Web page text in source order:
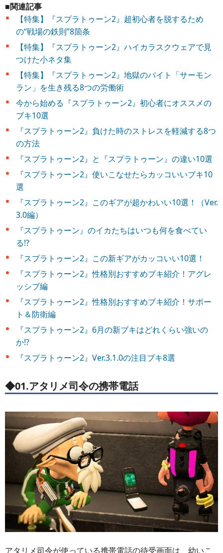
■関連記事
【特集】『スプラトゥーン2』超初心者を脱するため
の“戦場の鉄則”8箇条
【特集】『スプラトゥーン2』ハイカラスクウェアで見
つけた小ネタ集
【特集】『スプラトゥーン2』地獄のバイト「サーモン
ラン」を生き残る8つの労働術
今から始める『スプラトゥーン2』初心者にオススメの
ブキ10選
『スプラトゥーン2』負けた時のストレスを軽減する8つ
の方法
『スプラトゥーン2』と『スプラトゥーン』の違い10選
『スプラトゥーン2』使いこなせたらカッコいいブキ10
選
『スプラトゥーン2』このギアが超かわいい10選！（Ver.
3.0編）
『スプラトゥーン』のイカたちはいつも何を食べてい
る!?
『スプラトゥーン2』この新ギアがカッコいい10選！
『スプラトゥーン2』性格別おすすめブキ紹介！アグレ
ッシブ編
『スプラトゥーン2』性格別おすすめブキ紹介！サポー
ト＆防衛編
『スプラトゥーン2』6月の新ブキはどれくらい強いの
か!?
『スプラトゥーン2』Ver.3.1.0の注目ブキ8選
◆01.アタリメ司令の携帯電話
アタリメ司令が使っている携帯電話の待受画面は、幼いこ